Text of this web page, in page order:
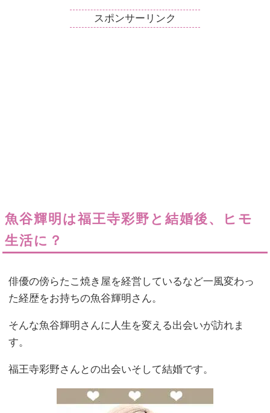
スポンサーリンク
魚谷輝明は福王寺彩野と結婚後、ヒモ
生活に？
俳優の傍らたこ焼き屋を経営しているなど一風変わっ
た経歴をお持ちの魚谷輝明さん。
そんな魚谷輝明さんに人生を変える出会いが訪れま
す。
福王寺彩野さんとの出会いそして結婚です。